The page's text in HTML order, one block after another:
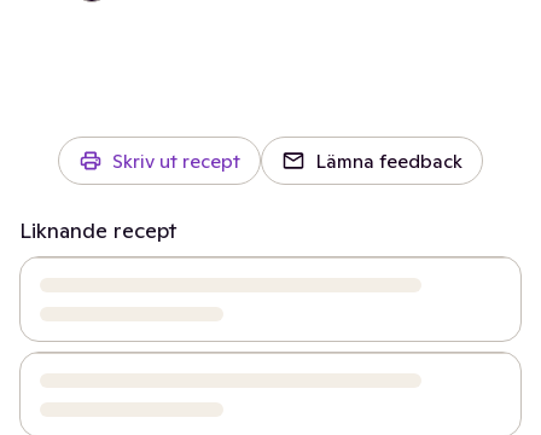
Skriv ut recept Lämna feedback
Liknande recept